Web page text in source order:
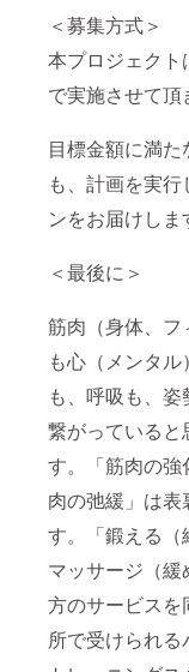
＜募集方式＞
本プロジェク
で実施させて頂
目標金額に満た
も、計画を実
ンをお届けしま
＜最後に＞
筋肉（身体、フ
も心（メンタ
も、呼吸も、姿
繋がっていると
す。「筋肉の強
肉の弛緩」は表
す。「鍛える（
マッサージ（緩
方のサービスを
所で受けられ